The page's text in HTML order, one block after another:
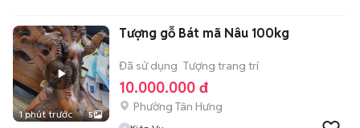
1 phút trước 5
Tượng gỗ Bát mã Nâu 100kg
Đã sử dụng Tượng trang trí
10.000.000 đ
Phường Tân Hưng